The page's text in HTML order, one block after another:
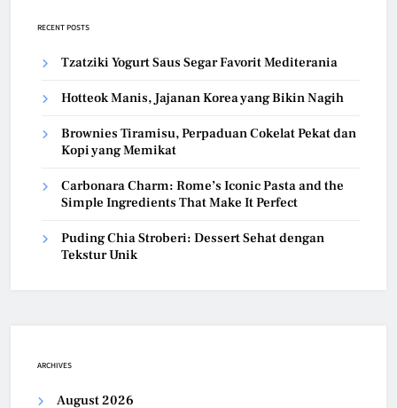
RECENT POSTS
Tzatziki Yogurt Saus Segar Favorit Mediterania
Hotteok Manis, Jajanan Korea yang Bikin Nagih
Brownies Tiramisu, Perpaduan Cokelat Pekat dan
Kopi yang Memikat
Carbonara Charm: Rome’s Iconic Pasta and the
Simple Ingredients That Make It Perfect
Puding Chia Stroberi: Dessert Sehat dengan
Tekstur Unik
ARCHIVES
August 2026